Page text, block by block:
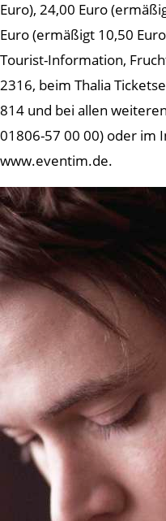
Euro), 24,00 Euro
Euro (ermäßigt 10,50
Tourist-Information,
2316, beim Thalia
814 und bei allen
01806-57 00 00) oder im
www.eventim.de.